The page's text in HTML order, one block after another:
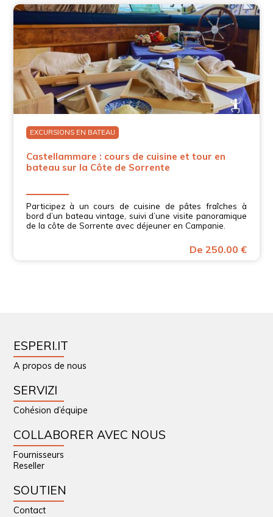
EXCURSIONS EN BATEAU
Castellammare : cours de cuisine et tour en
bateau sur la Côte de Sorrente
Participez à un cours de cuisine de pâtes fraîches à
bord d’un bateau vintage, suivi d’une visite panoramique
de la côte de Sorrente avec déjeuner en Campanie.
De 250.00 €
ESPERI.IT
A propos de nous
SERVIZI
Cohésion d’équipe
COLLABORER AVEC NOUS
Fournisseurs
Reseller
SOUTIEN
Contact